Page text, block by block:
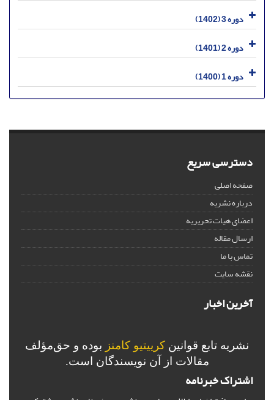
دوره 3 (1402)
دوره 2 (1401)
دوره 1 (1400)
دسترسی سریع
صفحه اصلی
درباره نشریه
اعضای هیات تحریریه
ارسال مقاله
تماس با ما
نقشه سایت
آخرین اخبار
نشریه تابع قوانین کرییتیو کامنز بوده و حق‌مؤلف
مقالات از آن نویسندگان است.
اشتراک خبرنامه